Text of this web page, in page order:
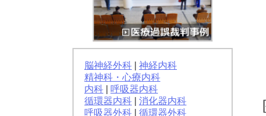
脳神経外科
神経内科
精神科・心療内科
内科
呼吸器内科
循環器内科
消化器内科
呼吸器外科
循環器外科